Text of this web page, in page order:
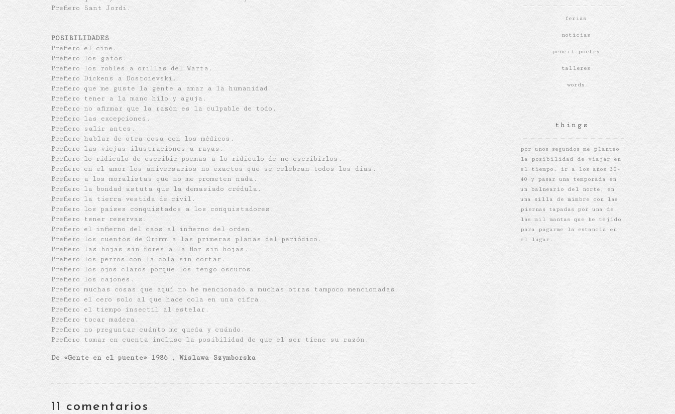
Prefiero Sant Jordi.
POSIBILIDADES
Prefiero el cine.
Prefiero los gatos.
Prefiero los robles a orillas del Warta.
Prefiero Dickens a Dostoievski.
Prefiero que me guste la gente a amar a la humanidad.
Prefiero tener a la mano hilo y aguja.
Prefiero no afirmar que la razón es la culpable de todo.
Prefiero las excepciones.
Prefiero salir antes.
Prefiero hablar de otra cosa con los médicos.
Prefiero las viejas ilustraciones a rayas.
Prefiero lo ridículo de escribir poemas a lo ridículo de no escribirlos.
Prefiero en el amor los aniversarios no exactos que se celebran todos los días.
Prefiero a los moralistas que no me prometen nada.
Prefiero la bondad astuta que la demasiado crédula.
Prefiero la tierra vestida de civil.
Prefiero los países conquistados a los conquistadores.
Prefiero tener reservas.
Prefiero el infierno del caos al infierno del orden.
Prefiero los cuentos de Grimm a las primeras planas del periódico.
Prefiero las hojas sin flores a la flor sin hojas.
Prefiero los perros con la cola sin cortar.
Prefiero los ojos claros porque los tengo oscuros.
Prefiero los cajones.
Prefiero muchas cosas que aquí no he mencionado a muchas otras tampoco mencionadas.
Prefiero el cero solo al que hace cola en una cifra.
Prefiero el tiempo insectil al estelar.
Prefiero tocar madera.
Prefiero no preguntar cuánto me queda y cuándo.
Prefiero tomar en cuenta incluso la posibilidad de que el ser tiene su razón.
De «Gente en el puente» 1986 , Wislawa Szymborska
11 comentarios
ferias
noticias
pencil poetry
talleres
words
things
por unos segundos me planteo
la posibilidad de viajar en
el tiempo, ir a los años 30-
40 y pasar una temporada en
un balneario del norte, en
una silla de mimbre con las
piernas tapadas por una de
las mil mantas que he tejido
para pagarme la estancia en
el lugar.